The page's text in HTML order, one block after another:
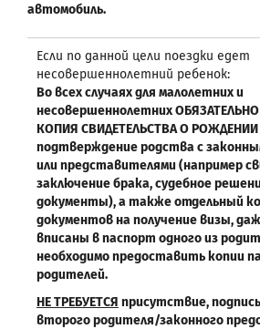
автомобиль.
Если по данной цели поездки едет
несовершеннолетний ребенок:
Во всех случаях для малолетних и
несовершеннолетних
КОПИЯ СВИДЕТЕЛЬСТВА О РОЖДЕНИИ
подтверждение родства с
или представителями (например
заключение брака, судебное
документы), а также отдельный
документов на получение визы,
вписаны в паспорт одного из
необходимо предоставить копии
родителей.
НЕ ТРЕБУЕТСЯ присутствие,
второго родителя/законного